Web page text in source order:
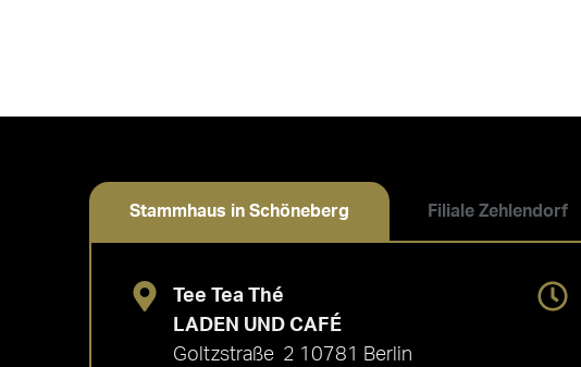
Stammhaus in Schöneberg Filiale Zehlendorf
Tee Tea Thé
LADEN UND CAFÉ
Goltzstraße 2 10781 Berlin